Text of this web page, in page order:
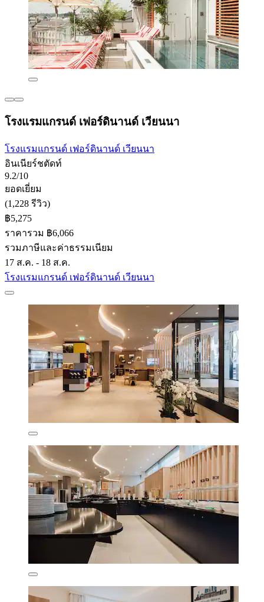
โรงแรมแกรนด์ เฟอร์ดินานด์ เวียนนา
โรงแรมแกรนด์ เฟอร์ดินานด์ เวียนนา
อินเนียร์ชตัดท์
9.2/10
ยอดเยี่ยม
(1,228 รีวิว)
฿5,275
ราคารวม ฿6,066
รวมภาษีและค่าธรรมเนียม
17 ส.ค. - 18 ส.ค.
โรงแรมแกรนด์ เฟอร์ดินานด์ เวียนนา